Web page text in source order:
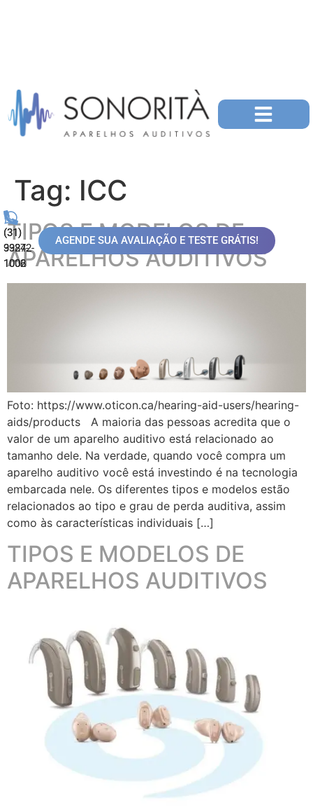
(31)
99872-
1006
(31)
3324-
1002
AGENDE SUA AVALIAÇÃO E TESTE GRÁTIS!
Tag: ICC
TIPOS E MODELOS DE
APARELHOS AUDITIVOS
Foto: https://www.oticon.ca/hearing-aid-users/hearing-
aids/products A maioria das pessoas acredita que o
valor de um aparelho auditivo está relacionado ao
tamanho dele. Na verdade, quando você compra um
aparelho auditivo você está investindo é na tecnologia
embarcada nele. Os diferentes tipos e modelos estão
relacionados ao tipo e grau de perda auditiva, assim
como às características individuais […]
TIPOS E MODELOS DE
APARELHOS AUDITIVOS